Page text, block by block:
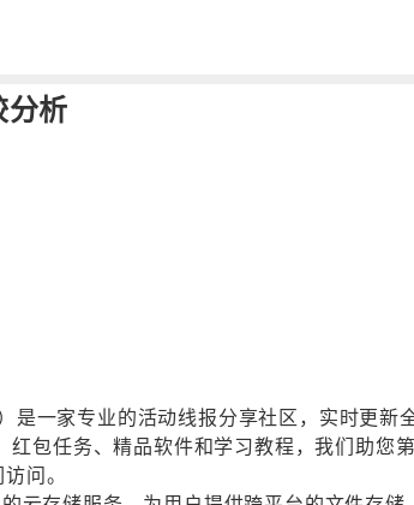
分析
是一家专业的活动线报分享社区，实时更
包任务、精品软件和学习教程，我们助
问。